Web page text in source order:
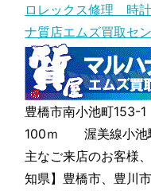
ロレックス修理 時
ナ質店エムズ買取セ
豊橋市南小池町153-
100ｍ 渥美線小池
主なご来店のお客様
知県】豊橋市、豊川